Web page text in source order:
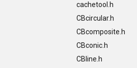
cachetool.h
CBcircular.h
CBcomposite.h
CBconic.h
CBline.h